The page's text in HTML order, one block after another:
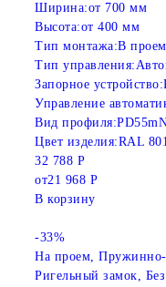
Ширина:от 700 мм
Высота:от 400 мм
Тип монтажа:В проем
Тип управления:
Запорное устройство:
Управление
Вид профиля:
Цвет изделия:RAL
32 788 Р
от21 968 Р
В корзину
-33%
На проем,
Ригельный замок,